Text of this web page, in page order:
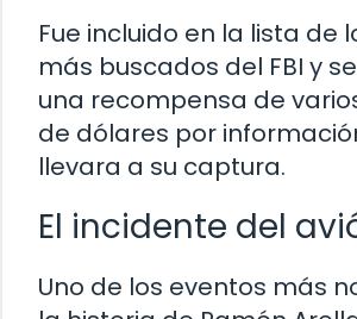
Fue incluido en la lista de
más buscados del FBI y
una recompensa de
de dólares por
llevara a su captura.
El incidente del
Uno de los eventos más